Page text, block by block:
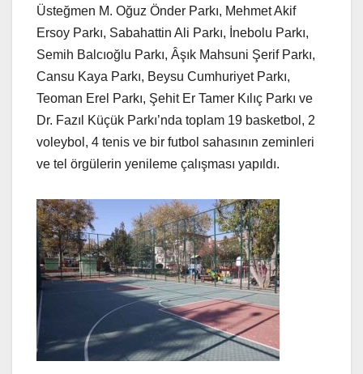
Üsteğmen M. Oğuz Önder Parkı, Mehmet Akif
Ersoy Parkı, Sabahattin Ali Parkı, İnebolu Parkı,
Semih Balcıoğlu Parkı, Âşık Mahsuni Şerif Parkı,
Cansu Kaya Parkı, Beysu Cumhuriyet Parkı,
Teoman Erel Parkı, Şehit Er Tamer Kılıç Parkı ve
Dr. Fazıl Küçük Parkı’nda toplam 19 basketbol, 2
voleybol, 4 tenis ve bir futbol sahasının zeminleri
ve tel örgülerin yenileme çalışması yapıldı.